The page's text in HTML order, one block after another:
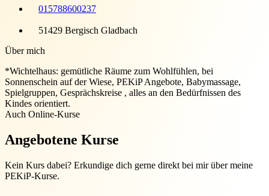
015788600237
51429 Bergisch Gladbach
Über mich
*Wichtelhaus: gemütliche Räume zum Wohlfühlen, bei
Sonnenschein auf der Wiese, PEKiP Angebote, Babymassage,
Spielgruppen, Gesprächskreise , alles an den Bedürfnissen des
Kindes orientiert.
Auch Online-Kurse
Angebotene Kurse
Kein Kurs dabei? Erkundige dich gerne direkt bei mir über meine
PEKiP-Kurse.